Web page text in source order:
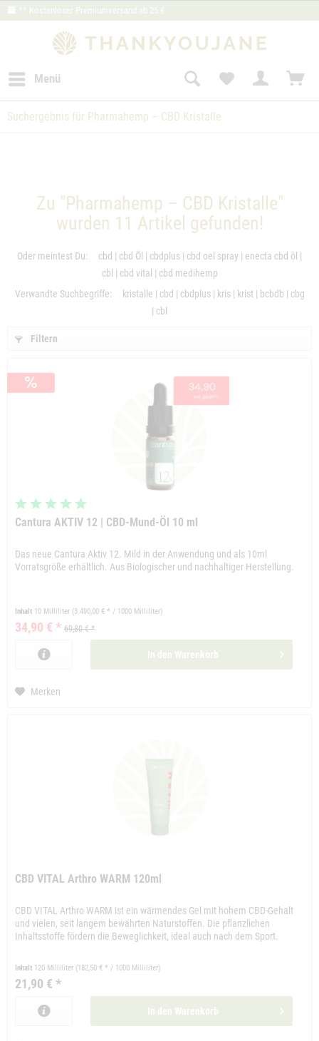
** Kostenloser Premiumversand ab 25 €
Menü
Suchergebnis für Pharmahemp – CBD Kristalle
Zu "Pharmahemp – CBD Kristalle"
wurden 11 Artikel gefunden!
Oder meintest Du: cbd | cbd Öl | cbdplus | cbd oel spray | enecta cbd öl |
cbl | cbd vital | cbd medihemp
Verwandte Suchbegriffe:
kristalle | cbd | cbdplus| kris| krist| bcbdb | cbg
| cbl
Filtern
Cantura AKTIV 12 | CBD-Mund-Öl 10 ml
Das neue Cantura Aktiv 12. Mild in der Anwendung und als 10ml
Vorratsgröße erhältlich. Aus Biologischer und nachhaltiger Herstellung.
Inhalt 10 Milliliter (3.490,00 € * / 1000 Milliliter)
34,90 € * 69,80 € *
In den Warenkorb
Merken
CBD VITAL Arthro WARM 120ml
CBD VITAL Arthro WARM ist ein wärmendes Gel mit hohem CBD-Gehalt
und vielen, seit langem bewährten Naturstoffen. Die pflanzlichen
Inhaltsstoffe fördern die Beweglichkeit, ideal auch nach dem Sport.
Inhalt 120 Milliliter (182,50 € * / 1000 Milliliter)
21,90 € *
In den Warenkorb